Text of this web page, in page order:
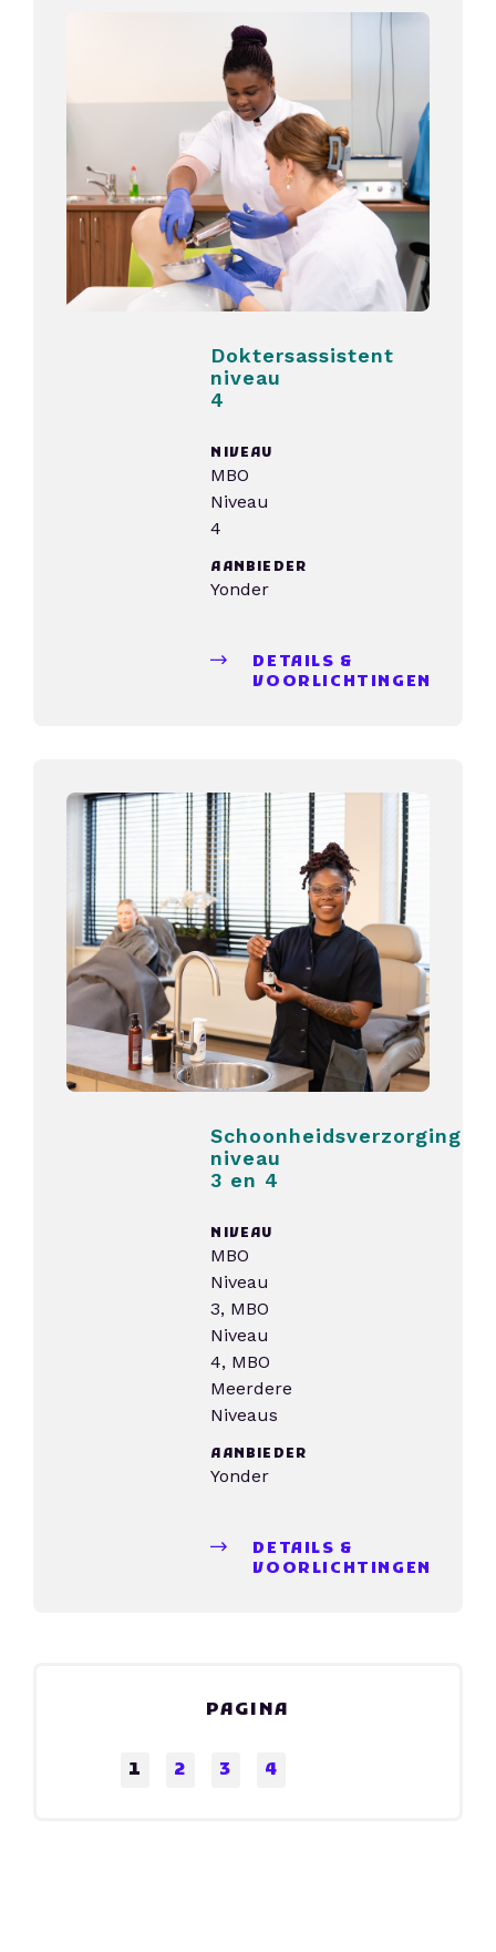
Doktersassistent
niveau
4
NIVEAU
MBO
Niveau
4
AANBIEDER
Yonder
DETAILS &
VOORLICHTINGEN
Schoonheidsverzorging
niveau
3 en 4
NIVEAU
MBO
Niveau
3, MBO
Niveau
4, MBO
Meerdere
Niveaus
AANBIEDER
Yonder
DETAILS &
VOORLICHTINGEN
PAGINA
1 2 3 4